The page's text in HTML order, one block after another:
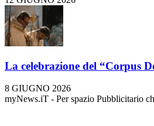
La celebrazione del “Corpus
8 GIUGNO 2026
myNews.iT - Per spazio Pubblicitario